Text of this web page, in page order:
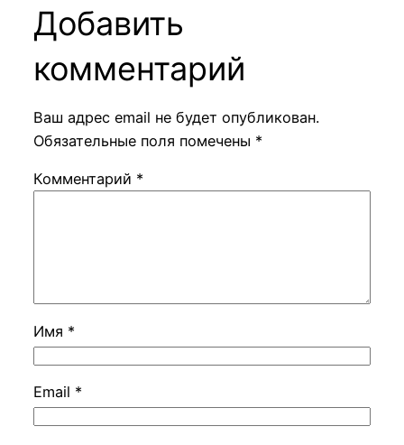
Добавить
комментарий
Ваш адрес email не будет опубликован.
Обязательные поля помечены *
Комментарий *
Имя *
Email *